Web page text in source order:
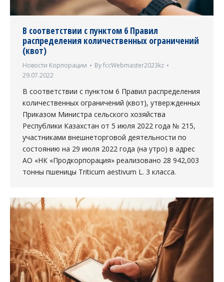
В соответствии с пунктом 6 Правил
распределения количественных ограничений
(квот)
Новости Корпорации ByfccWebmaster2023kz
29.07.2022
В соответствии с пунктом 6 Правил распределения
количественных ограничений (квот), утвержденных
Приказом Министра сельского хозяйства
Республики Казахстан от 5 июля 2022 года № 215,
участниками внешнеторговой деятельности по
состоянию на 29 июля 2022 года (на утро) в адрес
АО «НК «Продкорпорация» реализовано 28 942,003
тонны пшеницы Triticum aestivum L. 3 класса.